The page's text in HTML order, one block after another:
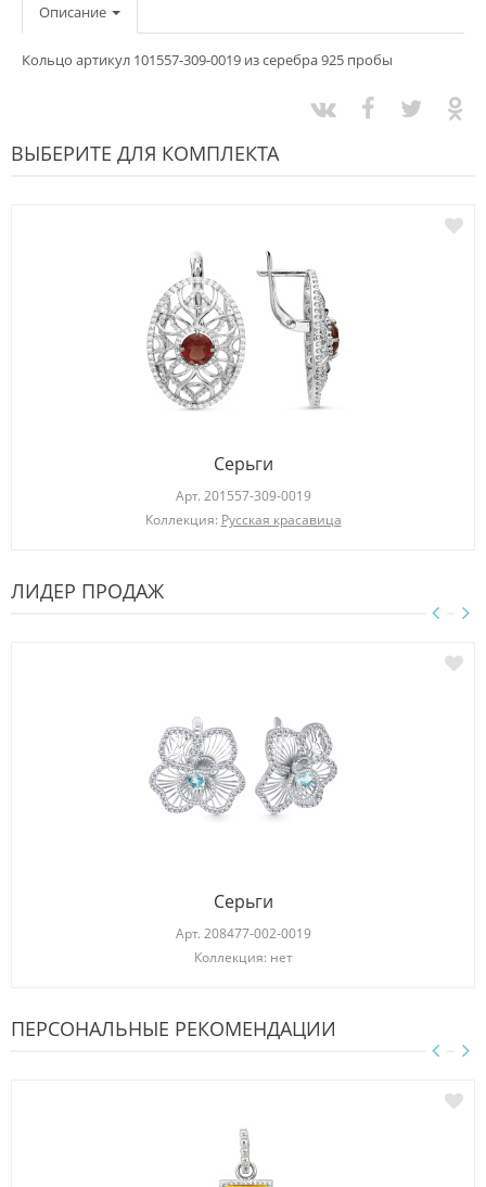
Описание
Кольцо артикул 101557-309-0019 из серебра 925 пробы
ВЫБЕРИТЕ ДЛЯ КОМПЛЕКТА
Серьги
Арт. 201557-309-0019
Коллекция: Русская красавица
ЛИДЕР ПРОДАЖ
Серьги
Арт. 208477-002-0019
Коллекция: нет
ПЕРСОНАЛЬНЫЕ РЕКОМЕНДАЦИИ